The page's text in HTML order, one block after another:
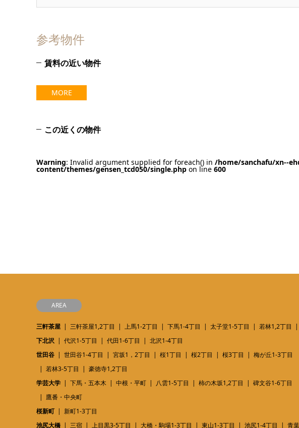
参考物件
賃料の近い物件
MORE
この近くの物件
Warning: Invalid argument supplied for foreach() in /home/sanchafu/xn--
content/themes/gensen_tcd050/single.php on line 600
AREA
三軒茶屋 三軒茶屋1,2丁目 上馬1-2丁目 下馬1-4丁目 太子堂1-5丁目 若林1,2丁目
下北沢
代沢1-5丁目 代田1-6丁目
北沢1-4丁目
世田谷
世田谷1-4丁目 宮坂1，2丁目 桜1丁目 桜2丁目 桜3丁目
梅が丘1-3丁目
若林3-5丁目
豪徳寺1,2丁目
学芸大学
下馬・五本木 中根・平町 八雲1-5丁目 柿の木坂1,2丁目
碑文谷1-6丁目
鷹番・中央町
桜新町
新町1-3丁目
池尻大橋
三宿 上目黒3-5丁目 大橋・駒場1-3丁目 東山1-3丁目 池尻1-4丁目 青